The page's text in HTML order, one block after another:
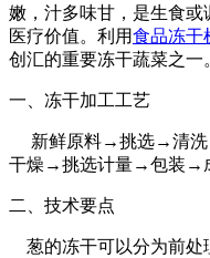
嫩，汁多味甘，是生食
医疗价值。利用食品冻干
创汇的重要冻干蔬菜之一
一、冻干加工工艺
新鲜原料→挑选→清
干燥→挑选计量→包装→
二、技术要点
葱的冻干可以分为前处